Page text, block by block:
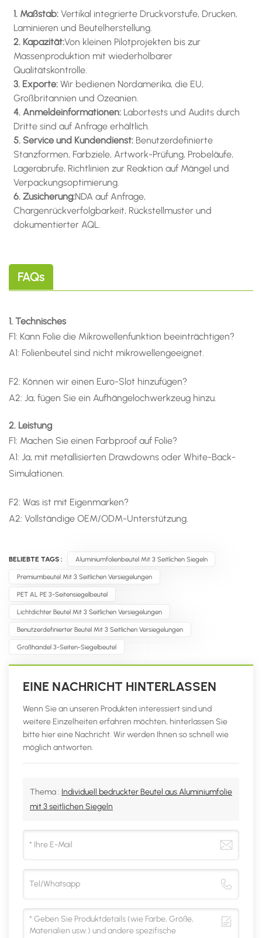
1. Maßstab:Vertikal integrierte Druckvorstufe, Drucken,
Laminieren und Beutelherstellung.
2. Kapazität:Von kleinen Pilotprojekten bis zur
Massenproduktion mit wiederholbarer
Qualitätskontrolle.
3. Exporte:Wir bedienen Nordamerika, die EU,
Großbritannien und Ozeanien.
4. Anmeldeinformationen: Labortests und Audits durch
Dritte sind auf Anfrage erhältlich.
5. Service und Kundendienst: Benutzerdefinierte
Stanzformen, Farbziele, Artwork-Prüfung, Probeläufe,
Lagerabrufe, Richtlinien zur Reaktion auf Mängel und
Verpackungsoptimierung.
6. Zusicherung:NDA auf Anfrage,
Chargenrückverfolgbarkeit, Rückstellmuster und
dokumentierter AQL.
FAQs
1. Technisches
F1: Kann Folie die Mikrowellenfunktion beeinträchtigen?
A1: Folienbeutel sind nicht mikrowellengeeignet.
F2: Können wir einen Euro-Slot hinzufügen?
A2: Ja, fügen Sie ein Aufhängelochwerkzeug hinzu.
2. Leistung
F1: Machen Sie einen Farbproof auf Folie?
A1: Ja, mit metallisierten Drawdowns oder White-Back-
Simulationen.
F2: Was ist mit Eigenmarken?
A2: Vollständige OEM/ODM-Unterstützung.
BELIEBTE TAGS : Aluminiumfolienbeutel Mit 3 Seitlichen Siegeln
Premiumbeutel Mit 3 Seitlichen Versiegelungen
PET AL PE 3-Seitensiegelbeutel
Lichtdichter Beutel Mit 3 Seitlichen Versiegelungen
Benutzerdefinierter Beutel Mit 3 Seitlichen Versiegelungen
Großhandel 3-Seiten-Siegelbeutel
EINE NACHRICHT HINTERLASSEN
Wenn Sie an unseren Produkten interessiert sind und
weitere Einzelheiten erfahren möchten, hinterlassen Sie
bitte hier eine Nachricht. Wir werden Ihnen so schnell wie
möglich antworten.
Thema : Individuell bedruckter Beutel aus Aluminiumfolie
mit 3 seitlichen Siegeln